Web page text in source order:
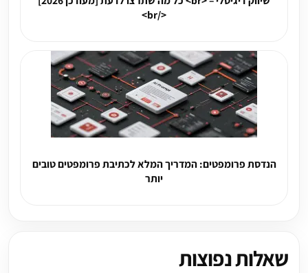
</br>
הנדסת פרומפטים: המדריך המלא לכתיבת פרומפטים טובים
יותר
שאלות נפוצות